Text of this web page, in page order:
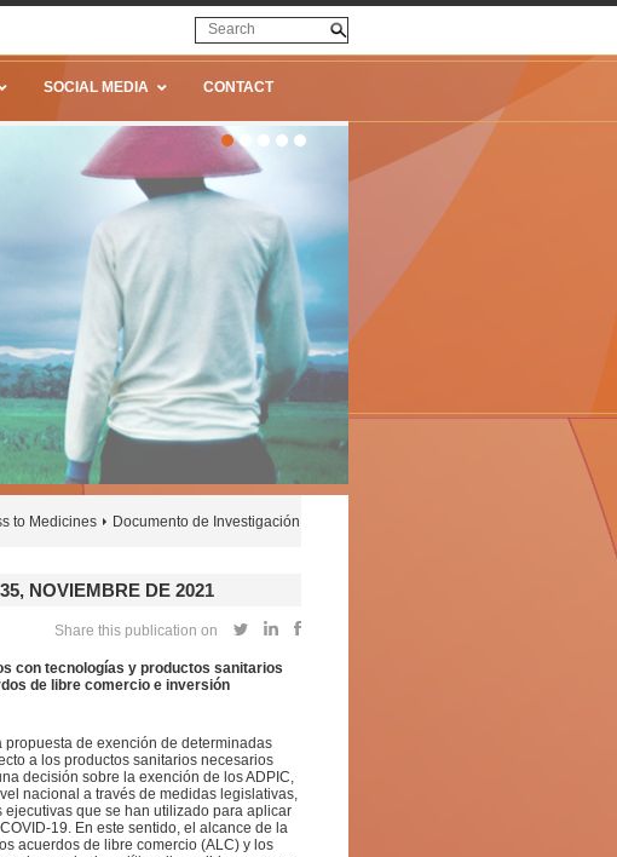
SOCIAL MEDIA CONTACT
to Medicines
Documento de Investigación
NOVIEMBRE DE 2021
Share this publication on
con tecnologías y productos sanitarios
de libre comercio e inversión
de exención de determinadas
a los productos sanitarios necesarios
decisión sobre la exención de los ADPIC,
nacional a través de medidas legislativas,
que se han utilizado para aplicar
19. En este sentido, el alcance de la
acuerdos de libre comercio (ALC) y los